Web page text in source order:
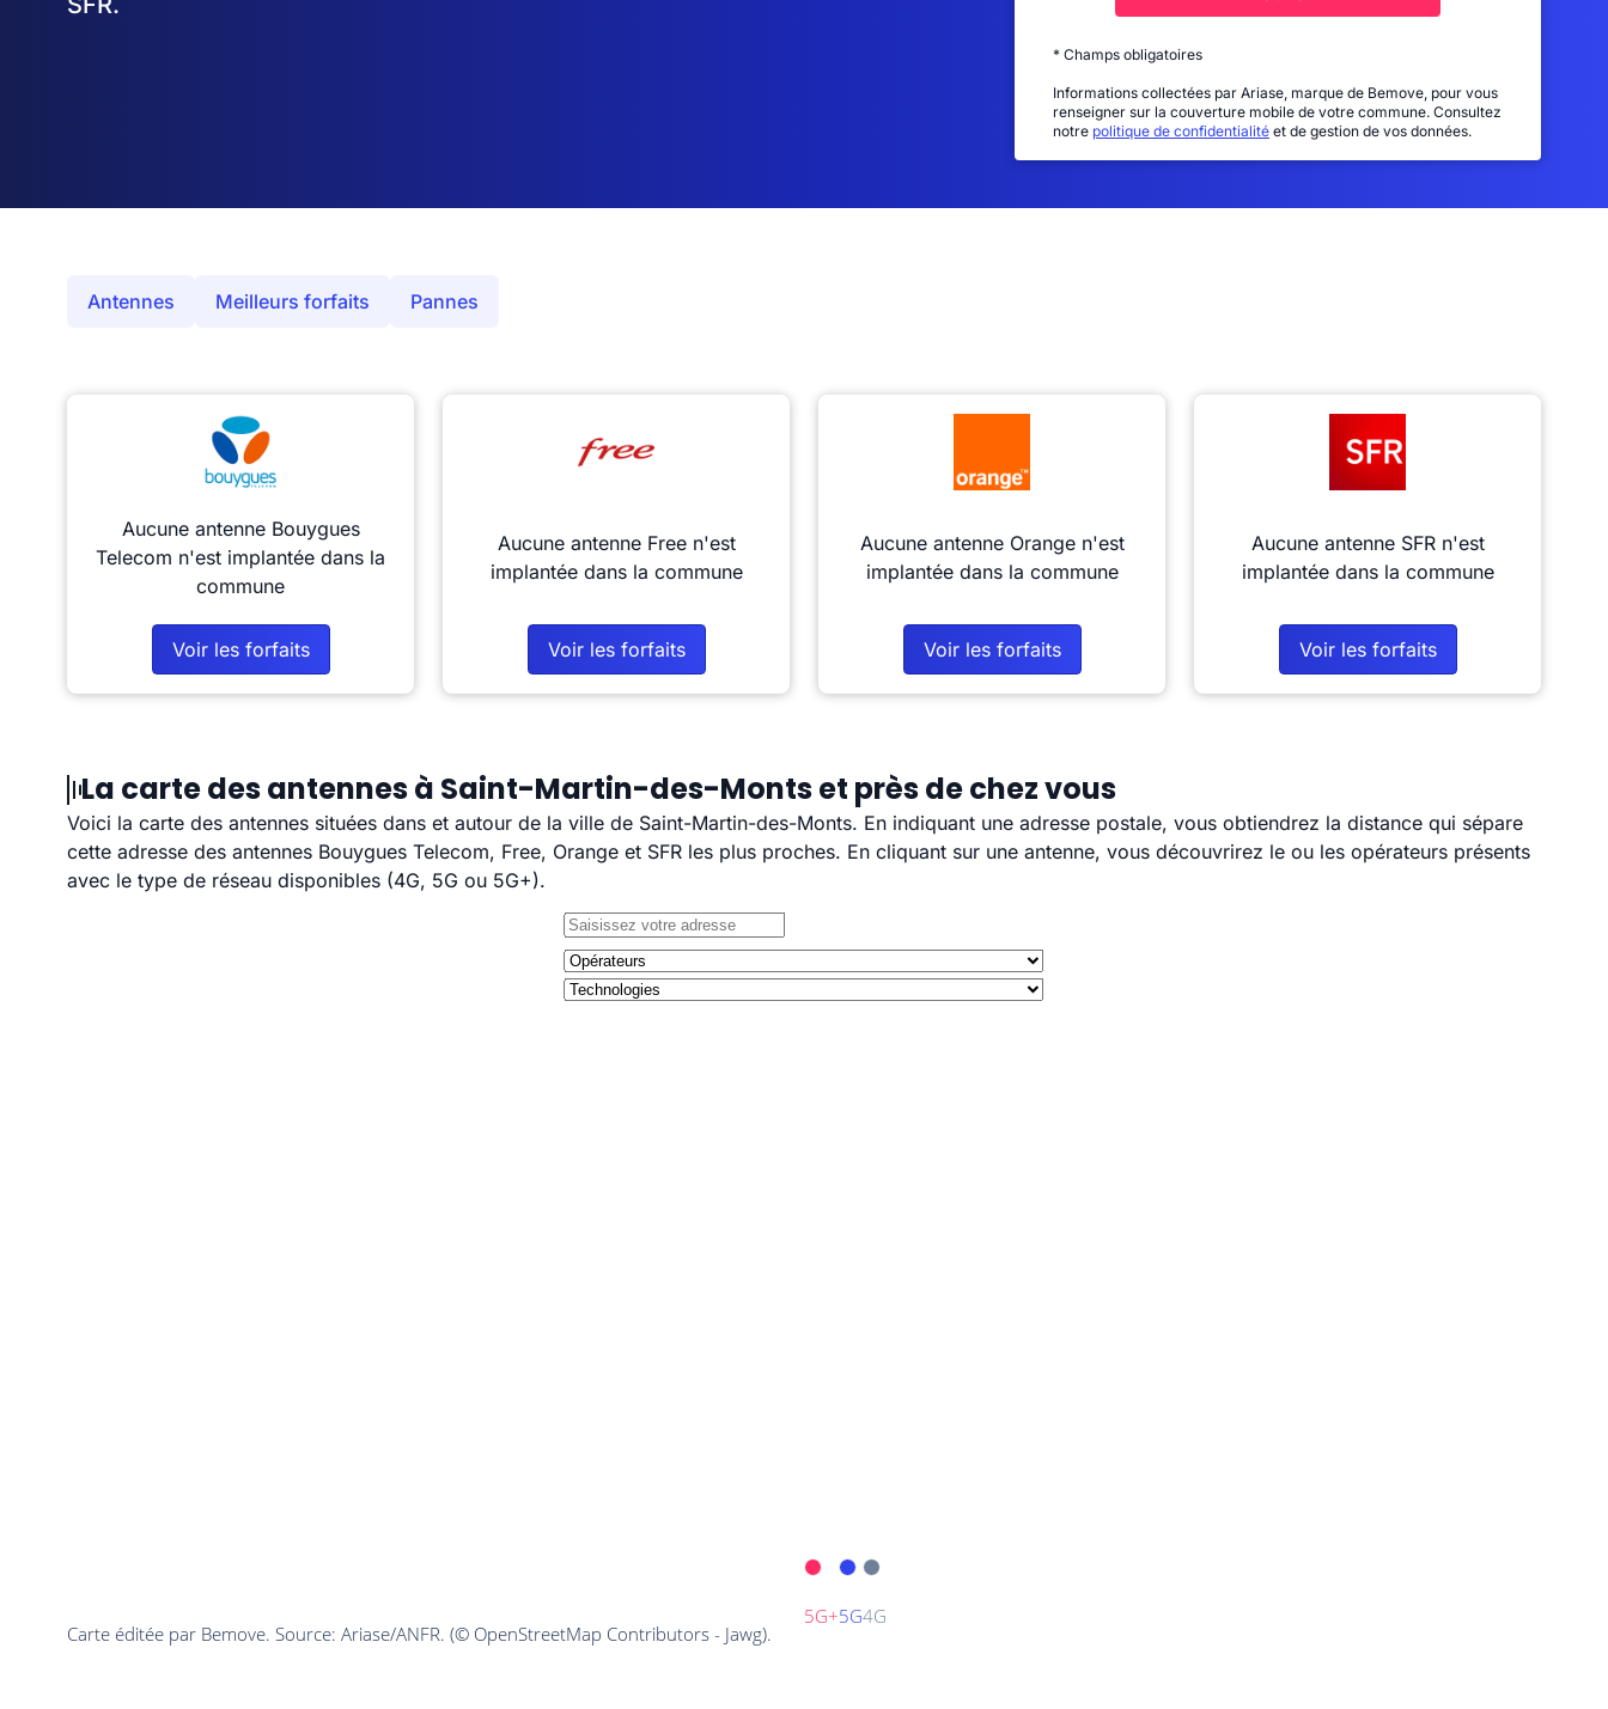
* Champs obligatoires
Informations collectées par Ariase, marque de Bemove, pour vous
renseigner sur la couverture mobile de votre commune. Consultez
notre politique de confidentialité et de gestion de vos données.
Antennes Meilleurs forfaits Pannes
Aucune antenne Bouygues
Telecom n'est implantée dans la
commune
Voir les forfaits
Aucune antenne Free n'est
implantée dans la commune
Voir les forfaits
Aucune antenne Orange n'est
implantée dans la commune
Voir les forfaits
Aucune antenne SFR n'est
implantée dans la commune
Voir les forfaits
La carte des antennes à Saint-Martin-des-Monts et près de chez vous
Voici la carte des antennes situées dans et autour de la ville de Saint-Martin-des-Monts. En indiquant une adresse postale, vous obtiendrez la distance qui sépare
cette adresse des antennes Bouygues Telecom, Free, Orange et SFR les plus proches. En cliquant sur une antenne, vous découvrirez le ou les opérateurs présents
avec le type de réseau disponibles (4G, 5G ou 5G+).